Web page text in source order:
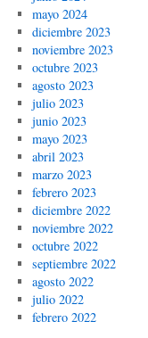
mayo 2024
diciembre 2023
noviembre 2023
octubre 2023
agosto 2023
julio 2023
junio 2023
mayo 2023
abril 2023
marzo 2023
febrero 2023
diciembre 2022
noviembre 2022
octubre 2022
septiembre 2022
agosto 2022
julio 2022
febrero 2022